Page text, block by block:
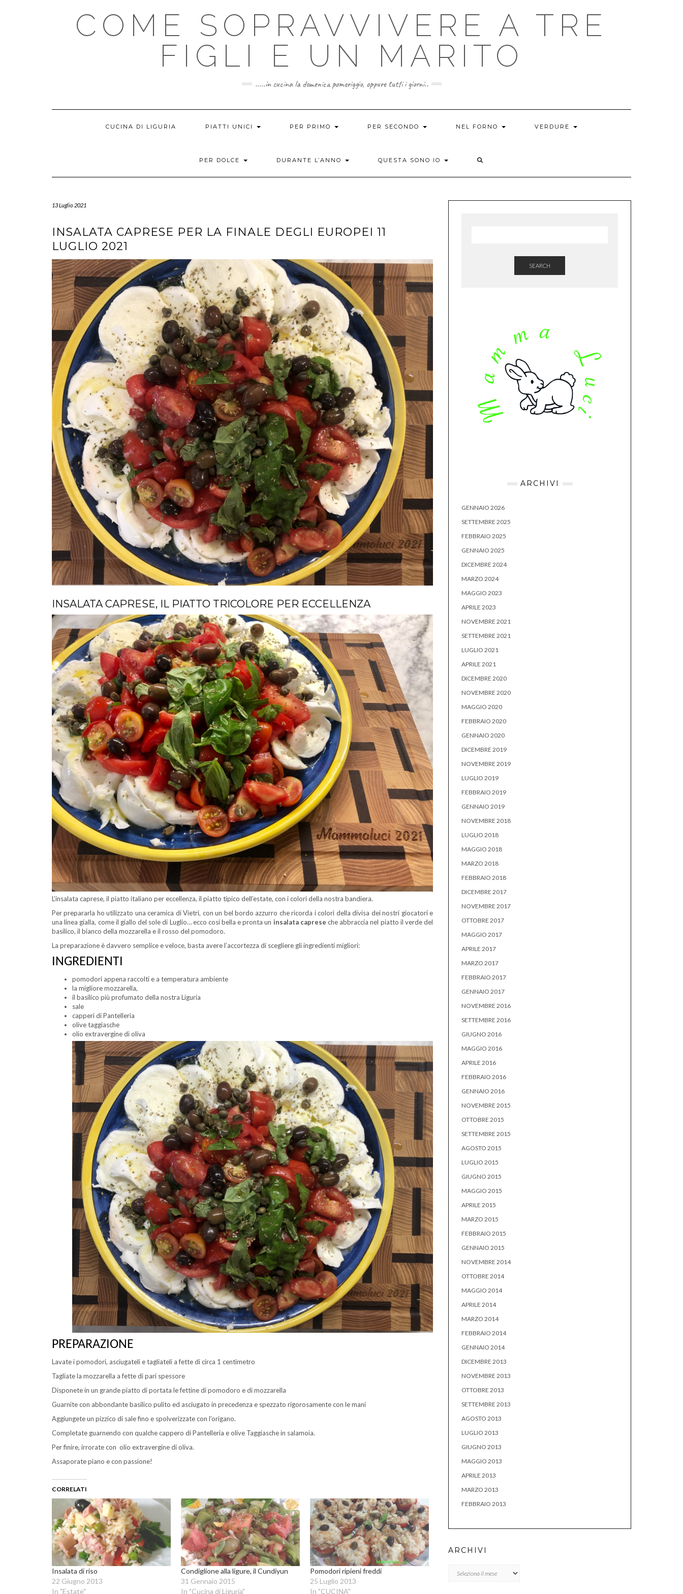
COME SOPRAVVIVERE A TRE
FIGLI E UN MARITO
.....in cucina la domenica pomeriggio, oppure tutti i giorni..
CUCINA DI LIGURIA PIATTI UNICI PER PRIMO PER SECONDO NEL FORNO VERDURE
PER DOLCE DURANTE L’ANNO QUESTA SONO IO
13 Luglio 2021
INSALATA CAPRESE PER LA FINALE DEGLI EUROPEI 11
LUGLIO 2021
INSALATA CAPRESE, IL PIATTO TRICOLORE PER ECCELLENZA
L’insalata caprese, il piatto italiano per eccellenza, il piatto tipico dell’estate, con i colori della nostra bandiera.
Per prepararla ho utilizzato una ceramica di Vietri, con un bel bordo azzurro che ricorda i colori della divisa dei nostri giocatori e
una linea gialla, come il giallo del sole di Luglio… ecco cosi bella e pronta un insalata caprese che abbraccia nel piatto il verde del
basilico, il bianco della mozzarella e il rosso del pomodoro.
La preparazione è davvero semplice e veloce, basta avere l’accortezza di scegliere gli ingredienti migliori:
INGREDIENTI
pomodori appena raccolti e a temperatura ambiente
la migliore mozzarella,
il basilico più profumato della nostra Liguria
sale
capperi di Pantelleria
olive taggiasche
olio extravergine di oliva
PREPARAZIONE
Lavate i pomodori, asciugateli e tagliateli a fette di circa 1 centimetro
Tagliate la mozzarella a fette di pari spessore
Disponete in un grande piatto di portata le fettine di pomodoro e di mozzarella
Guarnite con abbondante basilico pulito ed asciugato in precedenza e spezzato rigorosamente con le mani
Aggiungete un pizzico di sale fino e spolverizzate con l’origano.
Completate guarnendo con qualche cappero di Pantelleria e olive Taggiasche in salamoia.
Per finire, irrorate con olio extravergine di oliva.
Assaporate piano e con passione!
CORRELATI
Insalata di riso
22 Giugno 2013
In "Estate"
Condiglione alla ligure, il Cundiyun
31 Gennaio 2015
In "Cucina di Liguria"
Pomodori ripieni freddi
25 Luglio 2013
In "CUCINA"
SEARCH
ARCHIVI
GENNAIO 2026
SETTEMBRE 2025
FEBBRAIO 2025
GENNAIO 2025
DICEMBRE 2024
MARZO 2024
MAGGIO 2023
APRILE 2023
NOVEMBRE 2021
SETTEMBRE 2021
LUGLIO 2021
APRILE 2021
DICEMBRE 2020
NOVEMBRE 2020
MAGGIO 2020
FEBBRAIO 2020
GENNAIO 2020
DICEMBRE 2019
NOVEMBRE 2019
LUGLIO 2019
FEBBRAIO 2019
GENNAIO 2019
NOVEMBRE 2018
LUGLIO 2018
MAGGIO 2018
MARZO 2018
FEBBRAIO 2018
DICEMBRE 2017
NOVEMBRE 2017
OTTOBRE 2017
MAGGIO 2017
APRILE 2017
MARZO 2017
FEBBRAIO 2017
GENNAIO 2017
NOVEMBRE 2016
SETTEMBRE 2016
GIUGNO 2016
MAGGIO 2016
APRILE 2016
FEBBRAIO 2016
GENNAIO 2016
NOVEMBRE 2015
OTTOBRE 2015
SETTEMBRE 2015
AGOSTO 2015
LUGLIO 2015
GIUGNO 2015
MAGGIO 2015
APRILE 2015
MARZO 2015
FEBBRAIO 2015
GENNAIO 2015
NOVEMBRE 2014
OTTOBRE 2014
MAGGIO 2014
APRILE 2014
MARZO 2014
FEBBRAIO 2014
GENNAIO 2014
DICEMBRE 2013
NOVEMBRE 2013
OTTOBRE 2013
SETTEMBRE 2013
AGOSTO 2013
LUGLIO 2013
GIUGNO 2013
MAGGIO 2013
APRILE 2013
MARZO 2013
FEBBRAIO 2013
ARCHIVI